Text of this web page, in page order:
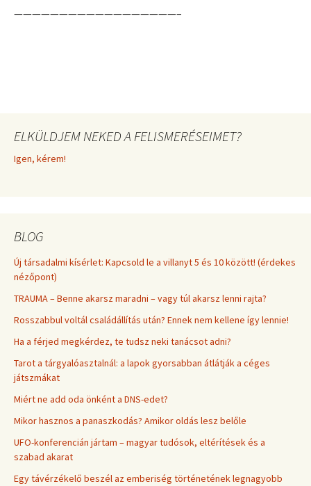
——————————————————–
ELKÜLDJEM NEKED A FELISMERÉSEIMET?
Igen, kérem!
BLOG
Új társadalmi kísérlet: Kapcsold le a villanyt 5 és 10 között! (érdekes
nézőpont)
TRAUMA – Benne akarsz maradni – vagy túl akarsz lenni rajta?
Rosszabbul voltál családállítás után? Ennek nem kellene így lennie!
Ha a férjed megkérdez, te tudsz neki tanácsot adni?
Tarot a tárgyalóasztalnál: a lapok gyorsabban átlátják a céges
játszmákat
Miért ne add oda önként a DNS-edet?
Mikor hasznos a panaszkodás? Amikor oldás lesz belőle
UFO-konferencián jártam – magyar tudósok, eltérítések és a
szabad akarat
Egy távérzékelő beszél az emberiség történetének legnagyobb